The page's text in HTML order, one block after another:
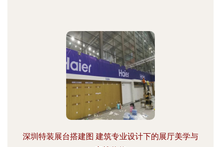
深圳特装展台搭建图 建筑专业设计下的展厅美学与